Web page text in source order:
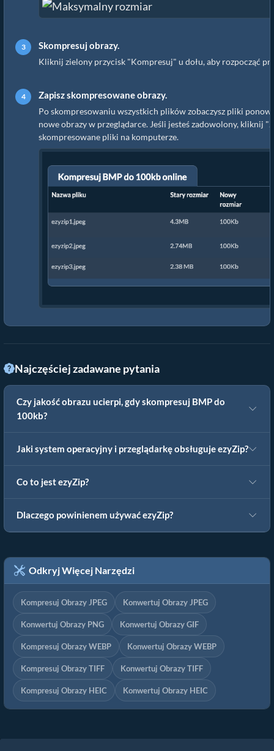
Skompresuj obrazy.
Kliknij zielony przycisk "Kompresuj" u dołu, aby rozpocząć
Zapisz skompresowane obrazy.
Po skompresowaniu wszystkich plików zobaczysz pliki
nowe obrazy w przeglądarce. Jeśli jesteś zadowolony, kliknij
skompresowane pliki na komputerze.
Najczęściej zadawane pytania
Czy jakość obrazu ucierpi, gdy skompresuj BMP do
100kb?
Jaki system operacyjny i przeglądarkę obsługuje ezyZip?
Co to jest ezyZip?
Dlaczego powinienem używać ezyZip?
Odkryj Więcej Narzędzi
Kompresuj Obrazy JPEG Konwertuj Obrazy JPEG
Konwertuj Obrazy PNG Konwertuj Obrazy GIF
Kompresuj Obrazy WEBP Konwertuj Obrazy WEBP
Kompresuj Obrazy TIFF Konwertuj Obrazy TIFF
Kompresuj Obrazy HEIC Konwertuj Obrazy HEIC